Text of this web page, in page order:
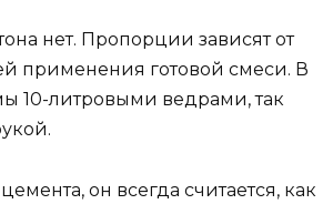
нет. Пропорции зависят от
применения готовой смеси. В
10-литровыми ведрами, так
он всегда считается, как